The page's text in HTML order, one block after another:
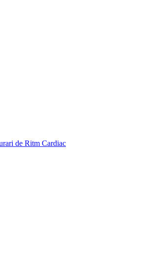
de Ritm Cardiac